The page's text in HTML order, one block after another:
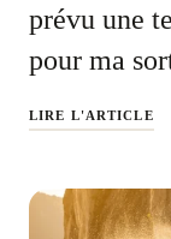
prévu une
pour ma
LIRE L'ARTICLE